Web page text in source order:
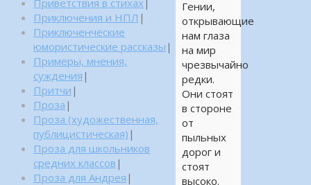
Гении,
открывающие
нам глаза
на мир
чрезвычайно
редки.
Они стоят
в стороне
от
пыльных
дорог и
стоят
высоко.
Приветствия в стихах
Приключения и НПЛ |
Приключенческие
юмористические рассказы |
Примеры, мнения,
суждения |
Притчи |
Проза |
Проза (художественная,
публицистическая) |
Проза для школьников
средних классов |
Проза для Андрея |